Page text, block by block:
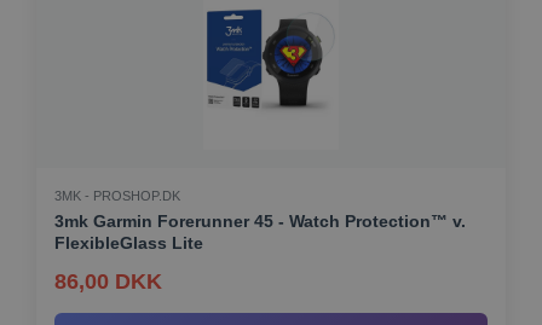
3MK - PROSHOP.DK
3mk Garmin Forerunner 45 - Watch Protection™ v.
FlexibleGlass Lite
86,00 DKK